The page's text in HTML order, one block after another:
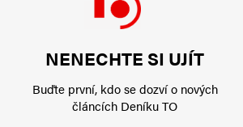
NENECHTE SI UJÍT
Buďte první, kdo se dozví o nových
článcích Deníku TO